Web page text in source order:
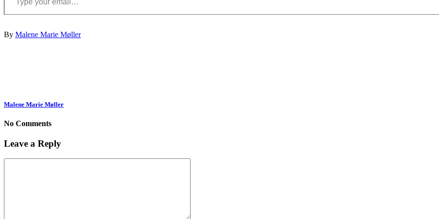
By Malene Marie Møller
Malene Marie Møller
No Comments
Leave a Reply